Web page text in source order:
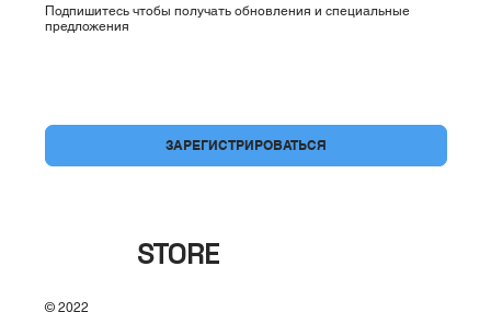
Подпишитесь чтобы получать обновления и специальные
предложения
ЗАРЕГИСТРИРОВАТЬСЯ
STORE
© 2022